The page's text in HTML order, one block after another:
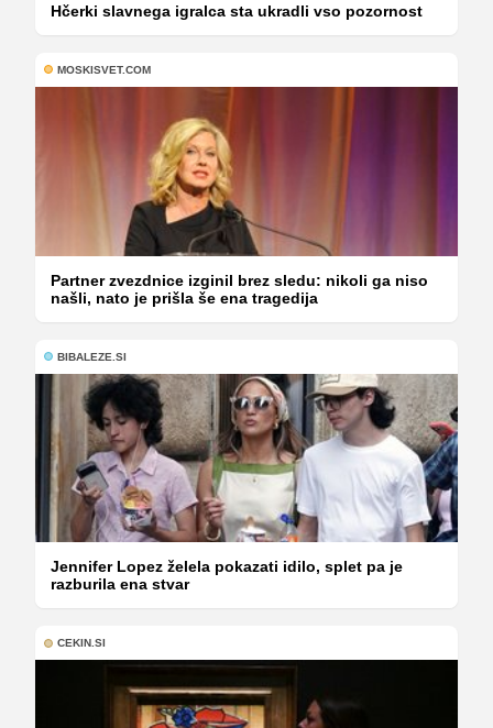
Hčerki slavnega igralca sta ukradli vso pozornost
MOSKISVET.COM
Partner zvezdnice izginil brez sledu: nikoli ga niso
našli, nato je prišla še ena tragedija
BIBALEZE.SI
Jennifer Lopez želela pokazati idilo, splet pa je
razburila ena stvar
CEKIN.SI